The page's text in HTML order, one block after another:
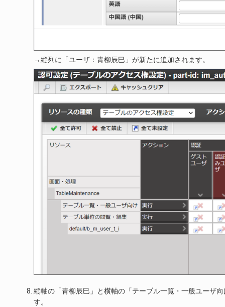
→縦列に「ユーザ：青柳辰巳」が新たに追加されます。
縦軸の「青柳辰巳」と横軸の「テーブル一覧・一般ユーザ
す。